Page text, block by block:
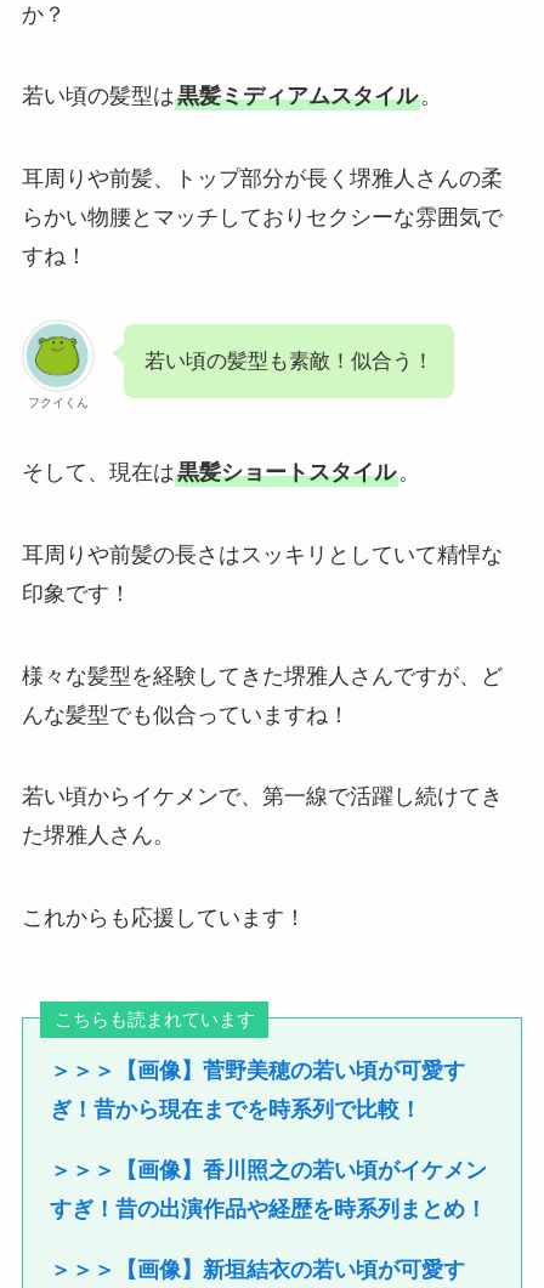
か？
若い頃の髪型は黒髪ミディアムスタイル。
耳周りや前髪、トップ部分が長く堺雅人さんの柔
らかい物腰とマッチしておりセクシーな雰囲気で
すね！
フクイくん
若い頃の髪型も素敵！似合う！
そして、現在は黒髪ショートスタイル。
耳周りや前髪の長さはスッキリとしていて精悍な
印象です！
様々な髪型を経験してきた堺雅人さんですが、ど
んな髪型でも似合っていますね！
若い頃からイケメンで、第一線で活躍し続けてき
た堺雅人さん。
これからも応援しています！
こちらも読まれています
＞＞＞【画像】菅野美穂の若い頃が可愛す
ぎ！昔から現在までを時系列で比較！
＞＞＞【画像】香川照之の若い頃がイケメン
すぎ！昔の出演作品や経歴を時系列まとめ！
＞＞＞【画像】新垣結衣の若い頃が可愛す